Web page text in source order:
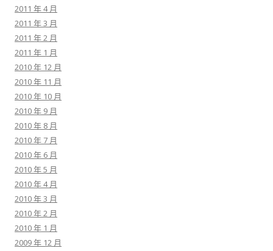
2011 年 4 月
2011 年 3 月
2011 年 2 月
2011 年 1 月
2010 年 12 月
2010 年 11 月
2010 年 10 月
2010 年 9 月
2010 年 8 月
2010 年 7 月
2010 年 6 月
2010 年 5 月
2010 年 4 月
2010 年 3 月
2010 年 2 月
2010 年 1 月
2009 年 12 月